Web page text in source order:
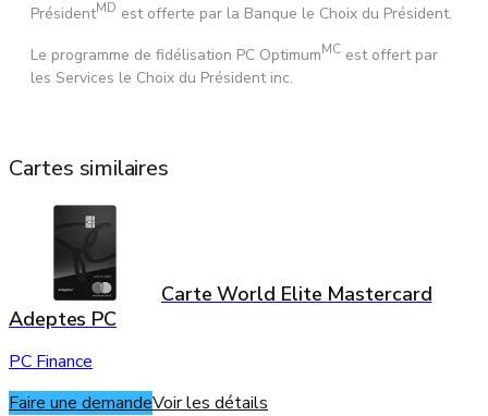
PrésidentMD est offerte par la Banque le Choix du Président.
Le programme de fidélisation PC OptimumMC est offert par
les Services le Choix du Président inc.
Cartes similaires
Carte World Elite Mastercard
Adeptes PC
PC Finance
Faire une demandeVoir les détails